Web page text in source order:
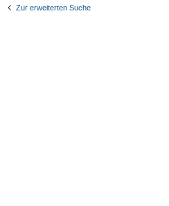
Zur erweiterten Suche